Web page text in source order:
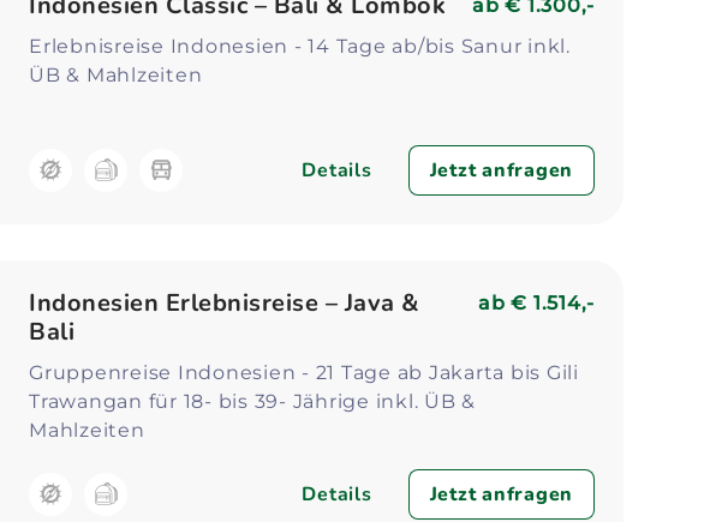
ab€ 1.300,-
Erlebnisreise Indonesien - 14 Tage ab/bis Sanur inkl.
ÜB & Mahlzeiten
Details Jetzt anfragen
Indonesien Erlebnisreise – Java &
Bali
ab€ 1.514,-
Gruppenreise Indonesien - 21 Tage ab Jakarta bis Gili
Trawangan für 18- bis 39- Jährige inkl. ÜB &
Mahlzeiten
Details Jetzt anfragen